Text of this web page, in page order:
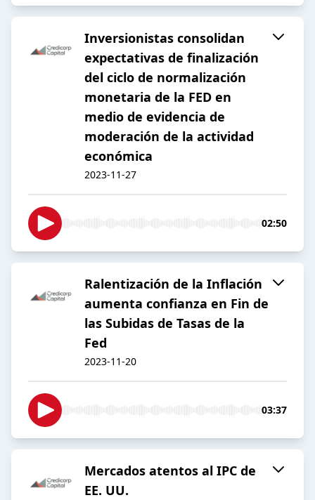
Inversionistas consolidan
expectativas de finalización
del ciclo de normalización
monetaria de la FED en
medio de evidencia de
moderación de la actividad
económica
2023-11-27
02:50
Ralentización de la Inflación
aumenta confianza en Fin de
las Subidas de Tasas de la
Fed
2023-11-20
03:37
Mercados atentos al IPC de
EE. UU.